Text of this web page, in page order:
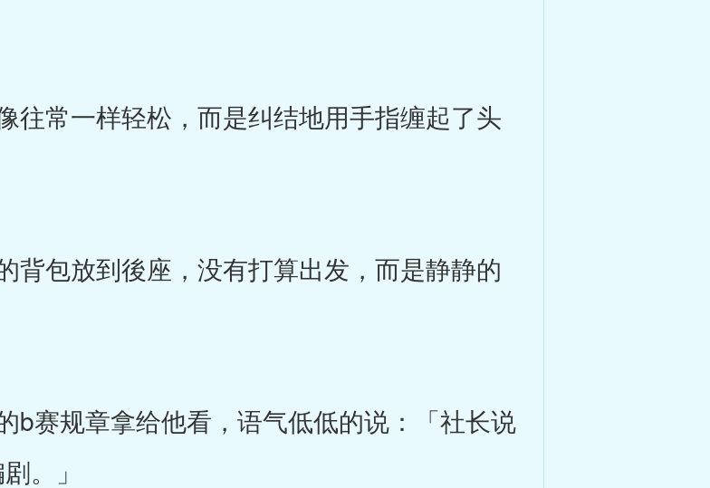
常一样轻松，而是纠结地用手指缠起了头
包放到後座，没有打算出发，而是静静的
赛规章拿给他看，语气低低的说：「社长说
。」